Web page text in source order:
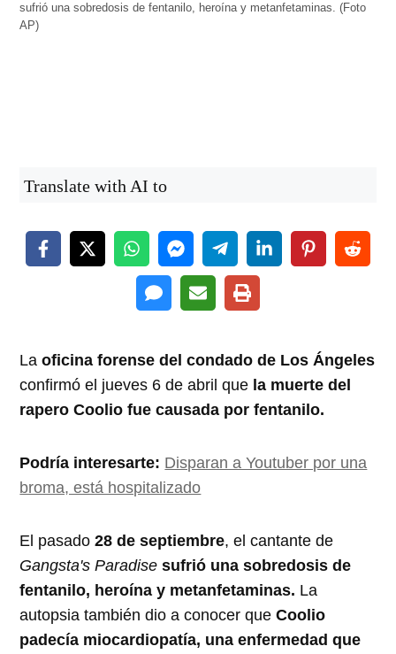
sufrió una sobredosis de fentanilo, heroína y metanfetaminas. (Foto
AP)
Translate with AI to
Laoficina forense del condado de Los Ángeles
confirmó el jueves 6 de abril que la muerte del
rapero Coolio fue causada por fentanilo.
Podría interesarte: Disparan a Youtuber por una
broma, está hospitalizado
El pasado 28 de septiembre, el cantante de
Gangsta's Paradise sufrió una sobredosis de
fentanilo, heroína y metanfetaminas. La
autopsia también dio a conocer queCoolio
padecía miocardiopatía, una enfermedad que